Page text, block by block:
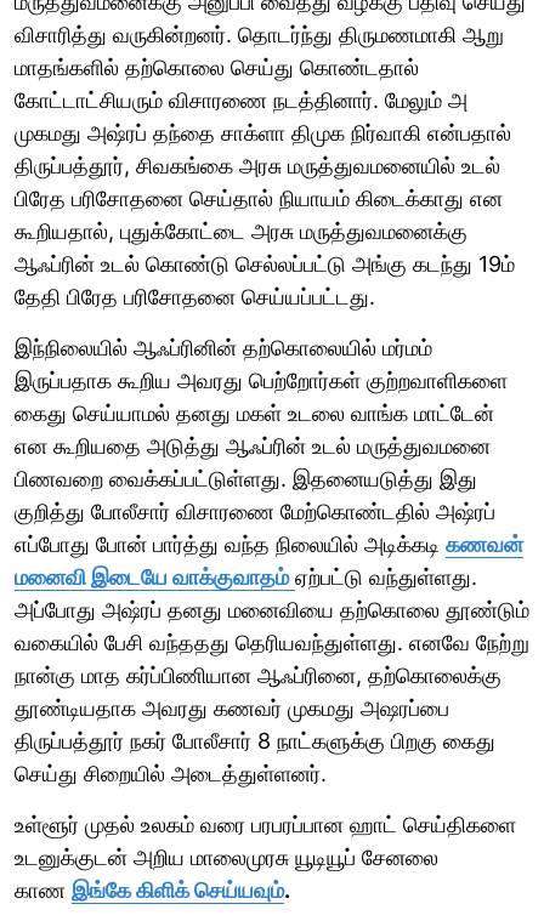
விசாரித்து வருகின்றனர். தொடர்ந்து திருமணமாகி ஆறு
மாதங்களில் தற்கொலை செய்து கொண்டதால்
கோட்டாட்சியரும் விசாரணை நடத்தினார். மேலும் அ
முகமது அஷ்ரப் தந்தை சாக்ளா திமுக நிர்வாகி என்பதால்
திருப்பத்தூர், சிவகங்கை அரசு மருத்துவமனையில் உடல்
பிரேத பரிசோதனை செய்தால் நியாயம் கிடைக்காது என
கூறியதால், புதுக்கோட்டை அரசு மருத்துவமனைக்கு
ஆஃப்ரின் உடல் கொண்டு செல்லப்பட்டு அங்கு கடந்து 19ம்
தேதி பிரேத பரிசோதனை செய்யப்பட்டது.
இந்நிலையில் ஆஃப்ரினின் தற்கொலையில் மர்மம்
இருப்பதாக கூறிய அவரது பெற்றோர்கள் குற்றவாளிகளை
கைது செய்யாமல் தனது மகள் உடலை வாங்க மாட்டேன்
என கூறியதை அடுத்து ஆஃப்ரின் உடல் மருத்துவமனை
பிணவறை வைக்கப்பட்டுள்ளது. இதனையடுத்து இது
குறித்து போலீசார் விசாரணை மேற்கொண்டதில் அஷ்ரப்
எப்போது போன் பார்த்து வந்த நிலையில் அடிக்கடி கணவன்
மனைவி இடையே வாக்குவாதம் ஏற்பட்டு வந்துள்ளது.
அப்போது அஷ்ரப் தனது மனைவியை தற்கொலை தூண்டும்
வகையில் பேசி வந்ததது தெரியவந்துள்ளது. எனவே நேற்று
நான்கு மாத கர்ப்பிணியான ஆஃப்ரினை, தற்கொலைக்கு
தூண்டியதாக அவரது கணவர் முகமது அஷரப்பை
திருப்பத்தூர் நகர் போலீசார் 8 நாட்களுக்கு பிறகு கைது
செய்து சிறையில் அடைத்துள்ளனர்.
உள்ளூர் முதல் உலகம் வரை பரபரப்பான ஹாட் செய்திகளை
உடனுக்குடன் அறிய மாலைமுரசு யூடியூப் சேனலை
காண இங்கே கிளிக் செய்யவும்.